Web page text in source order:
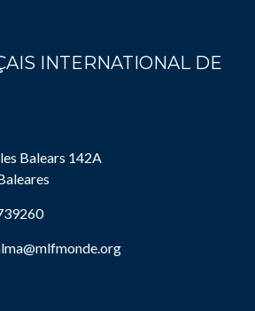
INTERNATIONAL DE
Balears 142A